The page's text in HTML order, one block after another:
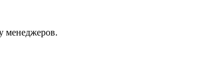
менеджеров.